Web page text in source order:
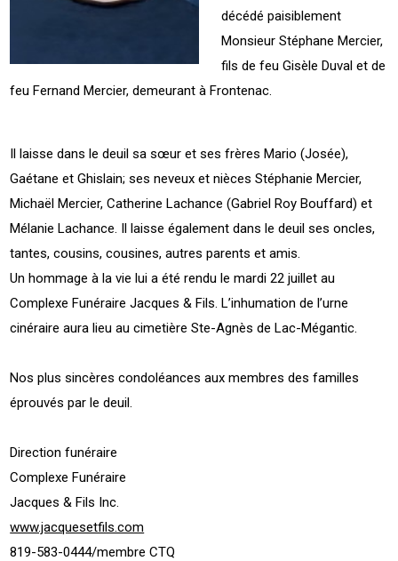
décédé paisiblement
Monsieur Stéphane Mercier,
fils de feu Gisèle Duval et de
feu Fernand Mercier, demeurant à Frontenac.
Il laisse dans le deuil sa sœur et ses frères Mario (Josée),
Gaétane et Ghislain; ses neveux et nièces Stéphanie Mercier,
Michaël Mercier, Catherine Lachance (Gabriel Roy Bouffard) et
Mélanie Lachance. Il laisse également dans le deuil ses oncles,
tantes, cousins, cousines, autres parents et amis.
Un hommage à la vie lui a été rendu le mardi 22 juillet au
Complexe Funéraire Jacques & Fils. L’inhumation de l’urne
cinéraire aura lieu au cimetière Ste-Agnès de Lac-Mégantic.
Nos plus sincères condoléances aux membres des familles
éprouvés par le deuil.
Direction funéraire
Complexe Funéraire
Jacques & Fils Inc.
www.jacquesetfils.com
819-583-0444/membre CTQ